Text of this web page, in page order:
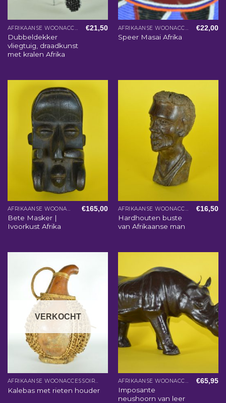
AFRIKAANSE WOONACCESSOIRES
Dubbeldekker
vliegtuig, draadkunst
met kralen Afrika
€21,50 AFRIKAANSE WOONACCESSOIRES
Speer Masai Afrika
€22,00
AFRIKAANSE WOONACCESSOIRES
Bete Masker |
Ivoorkust Afrika
€165,00 AFRIKAANSE WOONACCESSOIRES
Hardhouten buste
van Afrikaanse man
€16,50
VERKOCHT
AFRIKAANSE WOONACCESSOIRES
Kalebas met rieten houder
AFRIKAANSE WOONACCESSOIRES
Imposante
neushoorn van leer
€65,95